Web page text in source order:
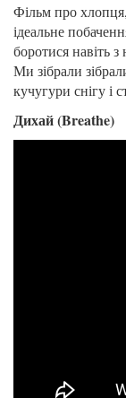
Фільм про
ідеальне
боротися навіть
Ми зібрали
кучугури снігу і
Дихай (Breathe)